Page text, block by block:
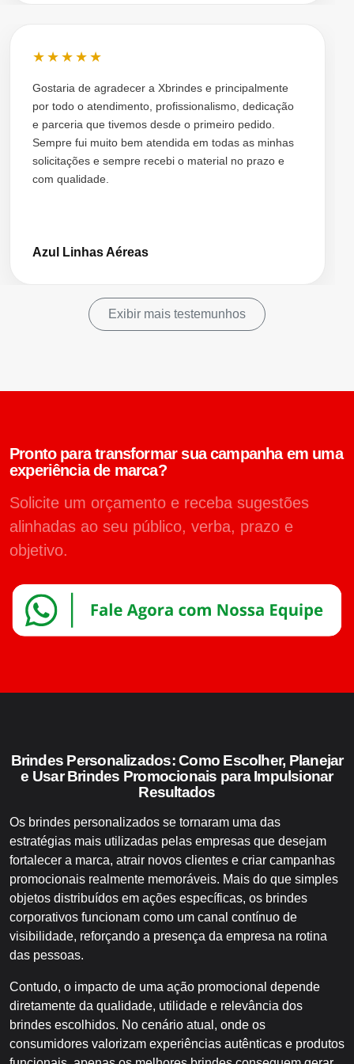
★★★★★
Gostaria de agradecer a Xbrindes e principalmente
por todo o atendimento, profissionalismo, dedicação
e parceria que tivemos desde o primeiro pedido.
Sempre fui muito bem atendida em todas as minhas
solicitações e sempre recebi o material no prazo e
com qualidade.
Azul Linhas Aéreas
Exibir mais testemunhos
Pronto para transformar sua campanha em uma
experiência de marca?
Solicite um orçamento e receba sugestões
alinhadas ao seu público, verba, prazo e
objetivo.
Brindes Personalizados: Como Escolher, Planejar
e Usar Brindes Promocionais para Impulsionar
Resultados
Os brindes personalizados se tornaram uma das
estratégias mais utilizadas pelas empresas que desejam
fortalecer a marca, atrair novos clientes e criar campanhas
promocionais realmente memoráveis. Mais do que simples
objetos distribuídos em ações específicas, os brindes
corporativos funcionam como um canal contínuo de
visibilidade, reforçando a presença da empresa na rotina
das pessoas.
Contudo, o impacto de uma ação promocional depende
diretamente da qualidade, utilidade e relevância dos
brindes escolhidos. No cenário atual, onde os
consumidores valorizam experiências autênticas e produtos